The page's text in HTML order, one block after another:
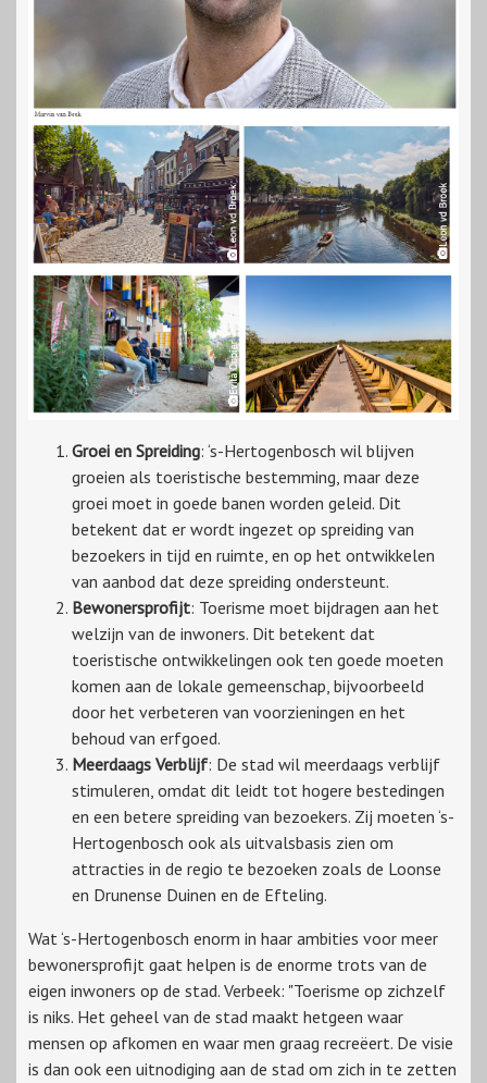
Groei en Spreiding: ‘s-Hertogenbosch wil blijven
groeien als toeristische bestemming, maar deze
groei moet in goede banen worden geleid. Dit
betekent dat er wordt ingezet op spreiding van
bezoekers in tijd en ruimte, en op het ontwikkelen
van aanbod dat deze spreiding ondersteunt.
Bewonersprofijt: Toerisme moet bijdragen aan het
welzijn van de inwoners. Dit betekent dat
toeristische ontwikkelingen ook ten goede moeten
komen aan de lokale gemeenschap, bijvoorbeeld
door het verbeteren van voorzieningen en het
behoud van erfgoed.
Meerdaags Verblijf: De stad wil meerdaags verblijf
stimuleren, omdat dit leidt tot hogere bestedingen
en een betere spreiding van bezoekers. Zij moeten ‘s-
Hertogenbosch ook als uitvalsbasis zien om
attracties in de regio te bezoeken zoals de Loonse
en Drunense Duinen en de Efteling.
Wat ‘s-Hertogenbosch enorm in haar ambities voor meer
bewonersprofijt gaat helpen is de enorme trots van de
eigen inwoners op de stad. Verbeek: "Toerisme op zichzelf
is niks. Het geheel van de stad maakt hetgeen waar
mensen op afkomen en waar men graag recreëert. De visie
is dan ook een uitnodiging aan de stad om zich in te zetten